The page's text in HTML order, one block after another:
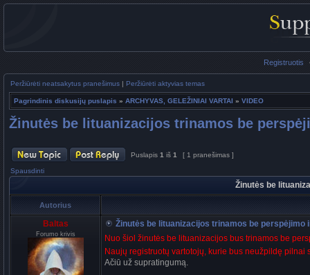
Registruotis
Peržiūrėti neatsakytus pranešimus | Peržiūrėti aktyvias temas
Pagrindinis diskusijų puslapis » ARCHYVAS, GELEŽINIAI VARTAI » VIDEO
Žinutės be lituanizacijos trinamos be
Puslapis 1 iš 1 [ 1 pranešimas ]
Spausdinti
Žinutės be
Autorius
Baltas
Forumo krivis
Žinutės be lituanizacijos trinamos be perspėjimo
Nuo šiol žinutės be lituanizacijos bus trinamos be
Naujų registruotų vartotojų, kurie bus neužpildę
Ačiū už supratingumą.